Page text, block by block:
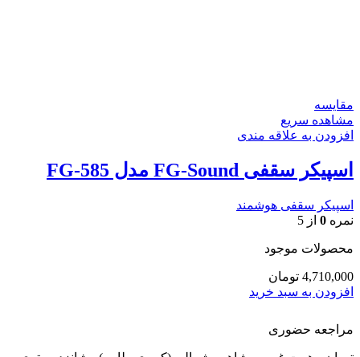
مقایسه
مشاهده سریع
افزودن به علاقه مندی
اسپیکر سقفی FG-Sound مدل FG-585
اسپیکر سقفی هوشمند
نمره 0 از 5
محصولات موجود
4,710,000 تومان
افزودن به سبد خرید
مراجعه حضوری